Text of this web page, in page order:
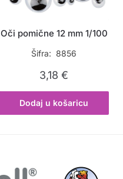
Oči pomične 12 mm 1/100
Šifra: 8856
3,18€
Dodaj u košaricu